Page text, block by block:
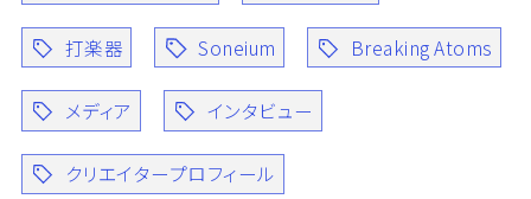
打楽器 Soneium Breaking Atoms
メディア インタビュー
クリエイタープロフィール